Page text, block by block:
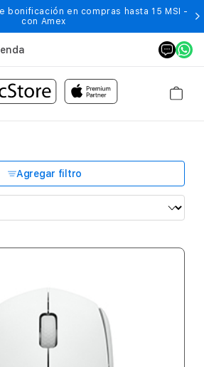
bonificación en compras hasta 15 MSI -
con Amex
Agregar filtro